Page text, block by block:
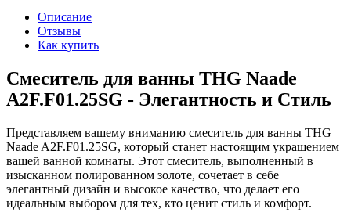
Описание
Отзывы
Как купить
Смеситель для ванны THG Naade
A2F.F01.25SG - Элегантность и Стиль
Представляем вашему вниманию смеситель для ванны THG
Naade A2F.F01.25SG, который станет настоящим украшением
вашей ванной комнаты. Этот смеситель, выполненный в
изысканном полированном золоте, сочетает в себе
элегантный дизайн и высокое качество, что делает его
идеальным выбором для тех, кто ценит стиль и комфорт.